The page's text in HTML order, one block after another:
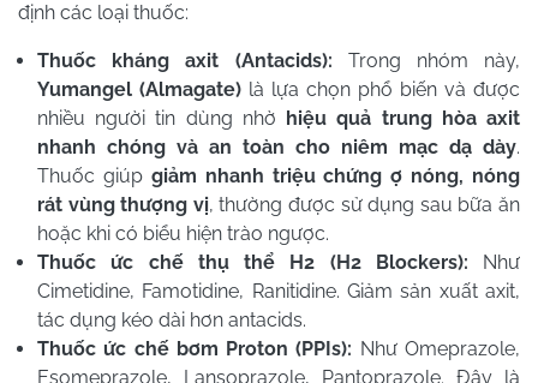
định các loại thuốc:
Thuốc kháng axit (Antacids): Trong nhóm này,
Yumangel (Almagate) là lựa chọn phổ biến và được
nhiều người tin dùng nhờ
hiệu quả trung hòa axit
nhanh chóng và an toàn cho niêm mạc dạ dày.
Thuốc giúp giảm nhanh triệu chứng ợ nóng, nóng
rát vùng thượng vị, thường được sử dụng sau bữa ăn
hoặc khi có biểu hiện trào ngược.
Thuốc ức chế thụ thể H2 (H2 Blockers): Như
Cimetidine, Famotidine, Ranitidine. Giảm sản xuất axit,
tác dụng kéo dài hơn antacids.
Thuốc ức chế bơm Proton (PPIs): Như Omeprazole,
Esomeprazole, Lansoprazole, Pantoprazole. Đây là